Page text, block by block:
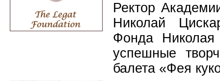
Ректор
Николай
Фонда Николая
успешные
балета «Фея